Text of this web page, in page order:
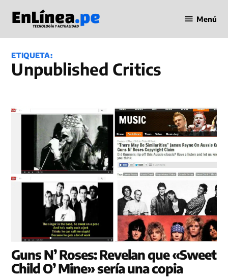
contenido
en Línea
Menú
ETIQUETA:
Unpublished Critics
Guns N’ Roses: Revelan que «Sweet
Child O’ Mine» sería una copia